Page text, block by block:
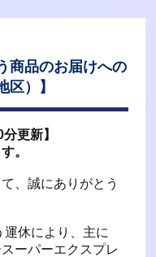
商品のお届けへの
区）】
更新】
。
、誠にありがとう
休により、主に
ーパーエクスプレ